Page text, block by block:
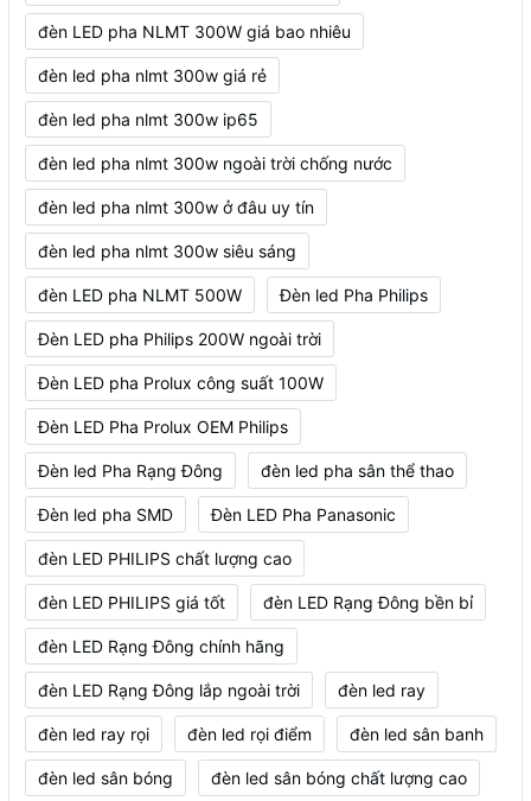
đèn LED pha NLMT 300W giá bao nhiêu
đèn led pha nlmt 300w giá rẻ
đèn led pha nlmt 300w ip65
đèn led pha nlmt 300w ngoài trời chống nước
đèn led pha nlmt 300w ở đâu uy tín
đèn led pha nlmt 300w siêu sáng
đèn LED pha NLMT 500W Đèn led Pha Philips
Đèn LED pha Philips 200W ngoài trời
Đèn LED pha Prolux công suất 100W
Đèn LED Pha Prolux OEM Philips
Đèn led Pha Rạng Đông đèn led pha sân thể thao
Đèn led pha SMD Đèn LED Pha Panasonic
đèn LED PHILIPS chất lượng cao
đèn LED PHILIPS giá tốt đèn LED Rạng Đông bền bỉ
đèn LED Rạng Đông chính hãng
đèn LED Rạng Đông lắp ngoài trời đèn led ray
đèn led ray rọi đèn led rọi điểm đèn led sân banh
đèn led sân bóng đèn led sân bóng chất lượng cao